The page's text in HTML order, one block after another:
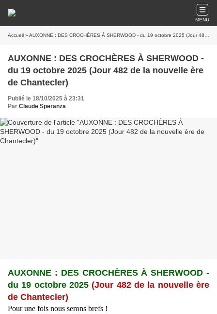
MENU
Accueil » AUXONNE : DES CROCHÈRES À SHERWOOD - du 19 octobre 2025 (Jour 482 de la nouvelle ère de Chantecler)
AUXONNE : DES CROCHÈRES À SHERWOOD -
du 19 octobre 2025 (Jour 482 de la nouvelle ère
de Chantecler)
Publié le 18/10/2025 à 23:31
Par Claude Speranza
AUXONNE : DES CROCHÈRES À SHERWOOD -
du 19 octobre 2025(Jour 482 de la nouvelle ère
de Chantecler)
Pour une fois nous serons brefs !